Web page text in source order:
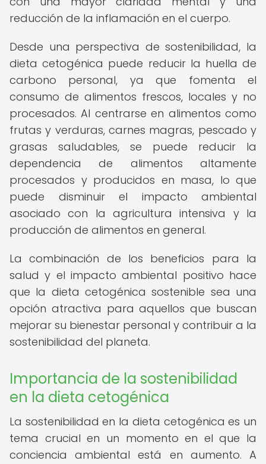
reducción de la inflamación en el cuerpo.
Desde una perspectiva de sostenibilidad, la
dieta cetogénica puede reducir la huella de
carbono personal, ya que fomenta el
consumo de alimentos frescos, locales y no
procesados. Al centrarse en alimentos como
frutas y verduras, carnes magras, pescado y
grasas saludables, se puede reducir la
dependencia de alimentos altamente
procesados y producidos en masa, lo que
puede disminuir el impacto ambiental
asociado con la agricultura intensiva y la
producción de alimentos en general.
La combinación de los beneficios para la
salud y el impacto ambiental positivo hace
que la dieta cetogénica sostenible sea una
opción atractiva para aquellos que buscan
mejorar su bienestar personal y contribuir a la
sostenibilidad del planeta.
Importancia de la sostenibilidad
en la dieta cetogénica
La sostenibilidad en la dieta cetogénica es un
tema crucial en un momento en el que la
conciencia ambiental está en aumento. A